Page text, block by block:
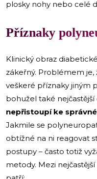
plosky nohy nebo celé
Příznaky
Klinický obraz
zákeřný. Problémem
veškeré příznaky jiným
bohužel také
nepřistoupí ke
Jakmile se
obtížné na ni reagovat
postupy – často totiž
metody. Mezi